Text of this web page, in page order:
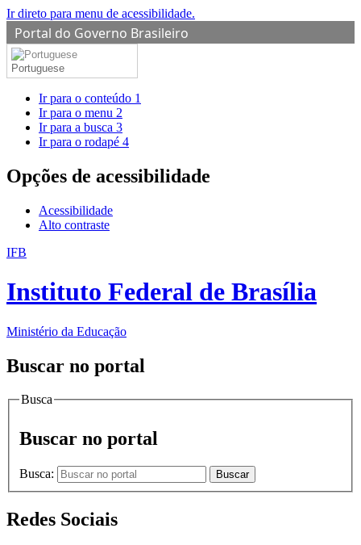
Ir direto para menu de acessibilidade.
Portal do Governo Brasileiro
Portuguese
Ir para o conteúdo 1
Ir para o menu 2
Ir para a busca 3
Ir para o rodapé 4
Opções de acessibilidade
Acessibilidade
Alto contraste
IFB
Instituto Federal de Brasília
Ministério da Educação
Buscar no portal
Busca
Buscar no portal
Busca: Buscar
Redes Sociais